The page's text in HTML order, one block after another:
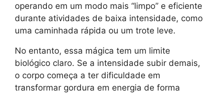
operando em um modo mais “limpo” e eficiente
durante atividades de baixa intensidade, como
uma caminhada rápida ou um trote leve.
No entanto, essa mágica tem um limite
biológico claro. Se a intensidade subir demais,
o corpo começa a ter dificuldade em
transformar gordura em energia de forma